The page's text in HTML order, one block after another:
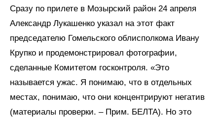
Сразу по прилете в Мозырский район 24 апреля
Александр Лукашенко указал на этот факт
председателю Гомельского облисполкома Ивану
Крупко и продемонстрировал фотографии,
сделанные Комитетом госконтроля. «Это
называется ужас. Я понимаю, что в отдельных
местах, понимаю, что они концентрируют негатив
(материалы проверки. – Прим. БЕЛТА). Но это